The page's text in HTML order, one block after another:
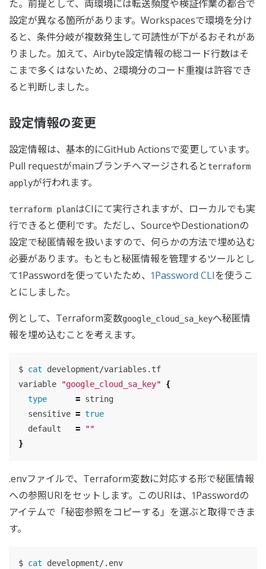
た。前提として、両環境には転送頻度や検証作業の都合で
設定が異なる箇所があります。Workspacesで環境を分け
ると、条件分岐が複数発生して可読性が下がるおそれがあ
りました。加えて、Airbyte設定情報の総コード行数はそ
こまで多くはないため、2環境分のコード重複は許容でき
ると判断しました。
設定情報の変更
設定情報は、基本的にGitHub Actionsで変更しています。
Pull requestがmainブランチへマージされると terraform
applyが行われます。
terraform planはCIにて実行されますが、ローカルでも実
行できると便利です。ただし、SourceやDestionationの
設定で秘匿情報を扱いますので、何らかの方法で埋め込む
必要があります。もともと秘匿情報を管理するツールとし
て1Passwordを使っていたため、 1Password CLIを使うこ
とにしました。
例として、Terraform変数google_cloud_sa_keyへ秘匿情
報を埋め込むことを考えます。
$ cat development/variables.tf
variable
"google_cloud_sa_key"
{
type
= string
  sensitive
= true
default =
""
}
.envファイルで、Terraform変数に対応する形で秘匿情報
への参照URIをセットします。このURIは、1Passwordの
アイテムで「秘密参照をコピーする」を選ぶと取得できま
す。
$ cat